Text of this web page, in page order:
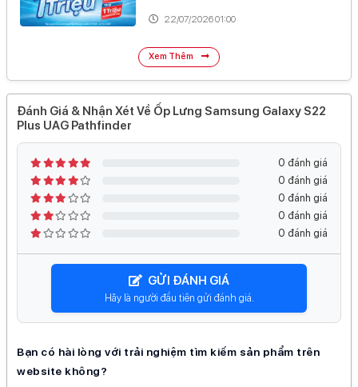
22/07/2026 01:00
Xem Thêm
Đánh Giá & Nhận Xét Về Ốp Lưng Samsung Galaxy S22
Plus UAG Pathfinder
GỬI ĐÁNH GIÁ
Hãy là người đầu tiên gửi đánh giá.
0 đánh giá
0 đánh giá
0 đánh giá
0 đánh giá
0 đánh giá
Bạn có hài lòng với trải nghiệm tìm kiếm sản phẩm trên
website không?